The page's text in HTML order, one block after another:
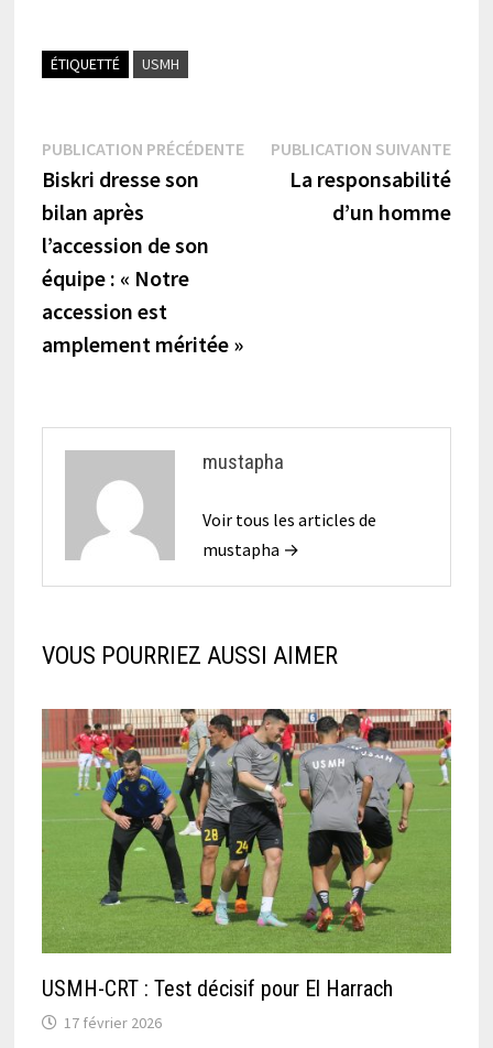
ÉTIQUETTÉ USMH
Navigation
de
l’article
PUBLICATION PRÉCÉDENTEPublication
précédente :
Biskri dresse son
bilan après
l’accession de son
équipe : « Notre
accession est
amplement méritée »
PUBLICATION SUIVANTE
La responsabilité
d’un homme
mustapha
Voir tous les articles de
mustapha →
VOUS POURRIEZ AUSSI AIMER
USMH-CRT : Test décisif pour El Harrach
17 février 2026